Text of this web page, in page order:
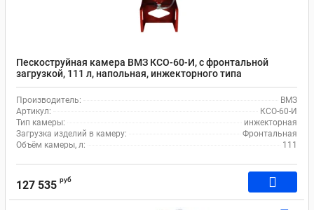
Пескоструйная камера ВМЗ КСО-60-И, с фронтальной
загрузкой, 111 л, напольная, инжекторного типа
Производитель:
ВМЗ
Артикул:
КСО-60-И
Тип камеры:
инжекторная
Загрузка изделий в камеру:
Фронтальная
Объём камеры, л:
111
127 535 руб